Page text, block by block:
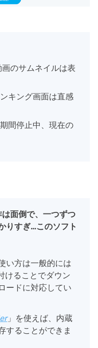
のサムネイルは表
キング画面は直感
間停止中、現在の
面倒で、一つずつ
りすぎ…このソフト
い方は一般的には
けることでダウン
ードに対応してい
」を使えば、内蔵
することができま